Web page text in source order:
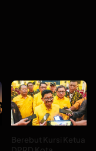
Berebut Kursi Ketua